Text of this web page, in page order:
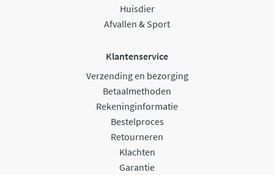
Huisdier
Afvallen & Sport
Klantenservice
Verzending en bezorging
Betaalmethoden
Rekeninginformatie
Bestelproces
Retourneren
Klachten
Garantie